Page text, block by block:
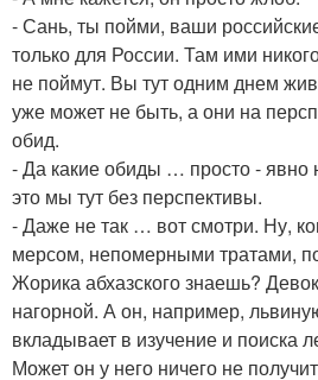
- Сань, ты пойми, ваши
только для России. Там ими
не поймут. Вы тут одним днем
уже может не быть, а они на
обид.
- Да какие обиды … просто - явно
это мы тут без перспективы.
- Даже не так … вот смотри. Ну,
мерсом, непомерными тратами,
Жорика абхазского знаешь?
нагорной. А он, например,
вкладывает в изучение и поиска
Может он у него ничего не